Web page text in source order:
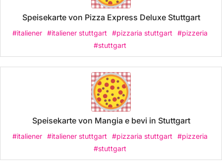
Speisekarte von Pizza Express Deluxe Stuttgart
#italiener #italiener stuttgart #pizzaria stuttgart
#pizzeria
#stuttgart
Speisekarte von Mangia e bevi in Stuttgart
#italiener #italiener stuttgart #pizzaria stuttgart
#pizzeria
#stuttgart